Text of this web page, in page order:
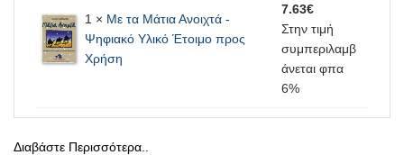
1 × Με τα Μάτια Ανοιχτά -
Ψηφιακό Υλικό Έτοιμο προς
Χρήση
7.63€
Στην τιμή
συμπεριλαμβ
άνεται φπα
6%
Διαβάστε Περισσότερα..